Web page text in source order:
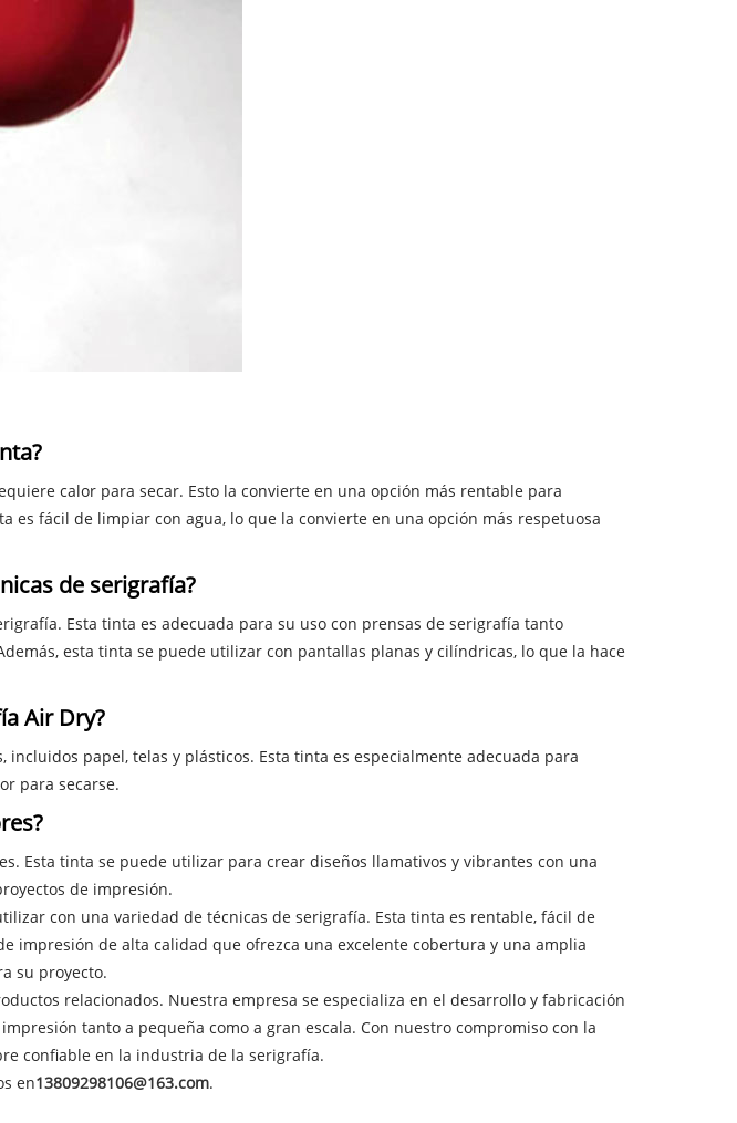
calor para secar. Esto la convierte en una opción más rentable para
fácil de limpiar con agua, lo que la convierte en una opción más respetuosa
de serigrafía?
Esta tinta es adecuada para su uso con prensas de serigrafía tanto
esta tinta se puede utilizar con pantallas planas y cilíndricas, lo que la hace
Air Dry?
papel, telas y plásticos. Esta tinta es especialmente adecuada para
para secarse.
Esta tinta se puede utilizar para crear diseños llamativos y vibrantes con una
de impresión.
con una variedad de técnicas de serigrafía. Esta tinta es rentable, fácil de
impresión de alta calidad que ofrezca una excelente cobertura y una amplia
su proyecto.
relacionados. Nuestra empresa se especializa en el desarrollo y fabricación
tanto a pequeña como a gran escala. Con nuestro compromiso con la
confiable en la industria de la serigrafía.
en13809298106@163.com.